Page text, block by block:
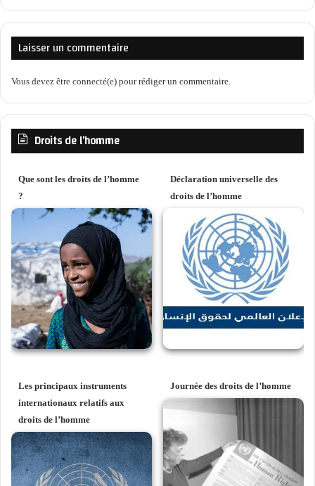
Laisser un commentaire
Vous devez être connecté(e) pour rédiger un commentaire.
Droits de l’homme
Que sont les droits de l’homme
?
Déclaration universelle des
droits de l’homme
Les principaux instruments
internationaux relatifs aux
droits de l’homme
Journée des droits de l’homme